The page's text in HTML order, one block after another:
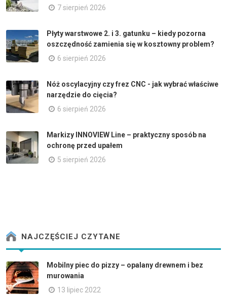
7 sierpień 2026
Płyty warstwowe 2. i 3. gatunku – kiedy pozorna
oszczędność zamienia się w kosztowny problem?
6 sierpień 2026
Nóż oscylacyjny czy frez CNC - jak wybrać właściwe
narzędzie do cięcia?
6 sierpień 2026
Markizy INNOVIEW Line – praktyczny sposób na
ochronę przed upałem
5 sierpień 2026
NAJCZĘŚCIEJ CZYTANE
Mobilny piec do pizzy – opalany drewnem i bez
murowania
13 lipiec 2022